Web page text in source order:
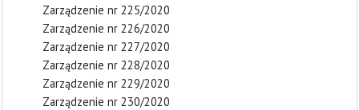
Zarządzenie nr 225/2020
Zarządzenie nr 226/2020
Zarządzenie nr 227/2020
Zarządzenie nr 228/2020
Zarządzenie nr 229/2020
Zarządzenie nr 230/2020